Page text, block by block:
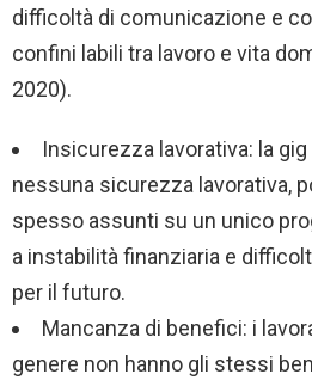
difficoltà di comunicazione e
confini labili tra lavoro e vita
2020).
Insicurezza lavorativa: la
nessuna sicurezza lavorativa,
spesso assunti su un unico
a instabilità finanziaria e
per il futuro.
Mancanza di benefici: i
genere non hanno gli stessi